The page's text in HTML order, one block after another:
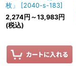
枚」
[2040-s-183]
2,274円 ～13,983円
(税込)